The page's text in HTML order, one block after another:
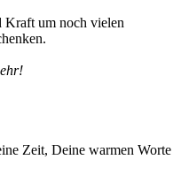
Kraft um noch vielen
Zeit, Deine warmen Worte